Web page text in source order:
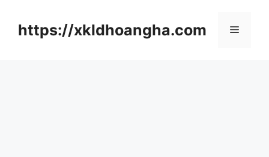
https://xkldhoangha.com 메